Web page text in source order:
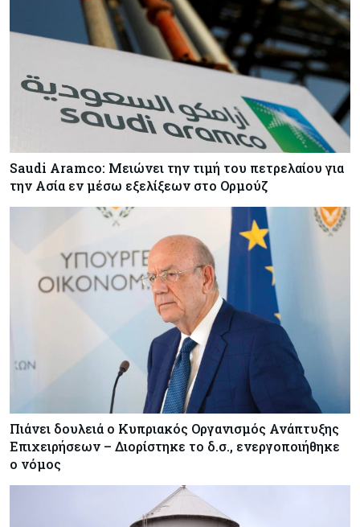
Saudi Aramco: Μειώνει την τιμή του πετρελαίου για
την Ασία εν μέσω εξελίξεων στο Ορμούζ
Πιάνει δουλειά ο Κυπριακός Οργανισμός Ανάπτυξης
Επιχειρήσεων – Διορίστηκε το δ.σ., ενεργοποιήθηκε
ο νόμος